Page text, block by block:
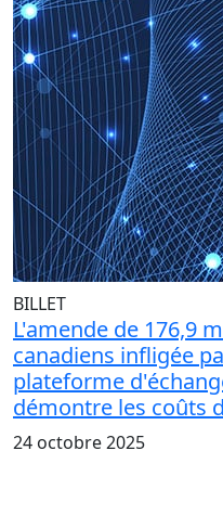
BILLET
L'amende de 176,9
canadiens infligée
plateforme
démontre les coûts
24 octobre 2025